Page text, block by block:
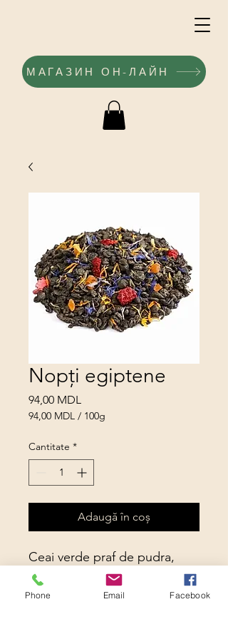
МАГАЗИН ОН-ЛАЙН
Nopți egiptene
94,00 MDL
94,00 MDL / 100g
per
100
Cantitate *
Adaugă în coș
Ceai verde praf de pudra,
bucăți de căpșuni și fructe
tropicale, petale de gălbenele
Phone Email Facebook